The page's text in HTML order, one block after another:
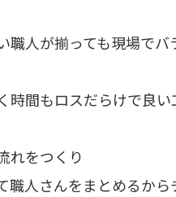
職人が揃っても現場でバ
時間もロスだらけで良い
れをつくり
職人さんをまとめるから